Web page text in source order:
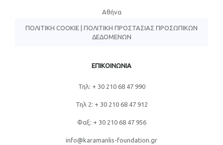
Αθήνα
ΠΟΛΙΤΙΚΉ COOKIE | ΠΟΛΙΤΙΚΉ ΠΡΟΣΤΑΣΊΑΣ ΠΡΟΣΩΠΙΚΏΝ
ΔΕΔΟΜΈΝΩΝ
ΕΠΙΚΟΙΝΩΝΙΑ
Τηλ: + 30 210 68 47 990
Τηλ 2: + 30 210 68 47 912
Φαξ: + 30 210 68 47 956
info@karamanlis-foundation.gr